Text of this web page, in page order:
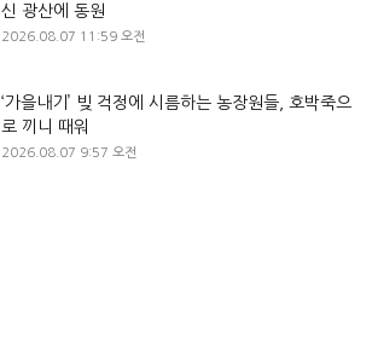
신 광산에 동원
2026.08.07 11:59 오전
‘가을내기’ 빚 걱정에 시름하는 농장원들, 호박죽으
로 끼니 때워
2026.08.07 9:57 오전